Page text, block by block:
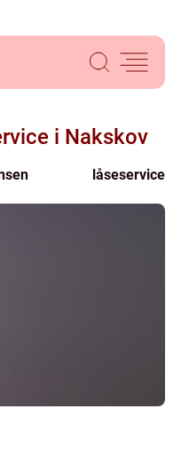
i Nakskov
låseservice